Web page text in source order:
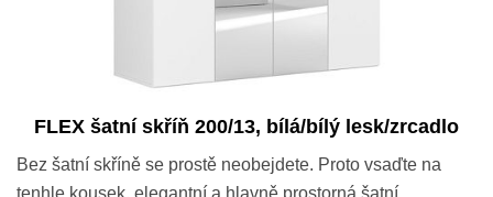
FLEX šatní skříň 200/13, bílá/bílý lesk/zrcadlo
Bez šatní skříně se prostě neobejdete. Proto vsaďte na
tenhle kousek, elegantní a hlavně prostorná šatní